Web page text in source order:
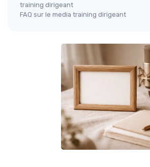
training dirigeant
FAQ sur le media training dirigeant